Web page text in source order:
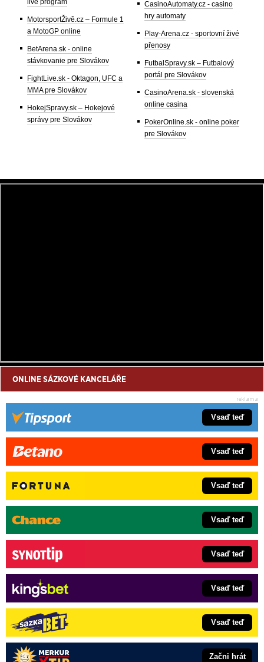
live program
MotorsportŽivě.cz – Formule 1
a MotoGP online
BetArena.sk - online
stávkovanie pre Slovákov
FightLive.sk - Oktagon, UFC a
MMA pre Slovákov
HokejSpravy.sk – Hokejové
správy pre Slovákov
CasinoAutomaty.cz - casino
hry automaty
Play-Arena.cz - sportovní živé
přenosy
FutbalSpravy.sk – Futbalový
portál pre Slovákov
CasinoArena.sk - slovenská
online casina
PokerOnline.sk - online poker
pre Slovákov
ONLINE SÁZKOVÉ KANCELÁŘE
Vsaď teď
Vsaď teď
Vsaď teď
Vsaď teď
Vsaď teď
Vsaď teď
Vsaď teď
Začni hrát